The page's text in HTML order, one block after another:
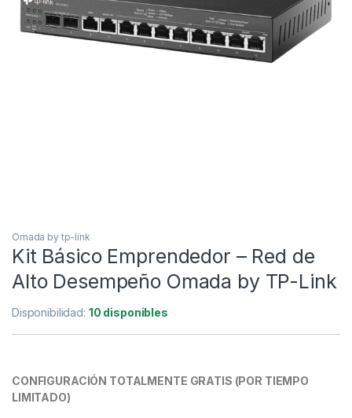
Omada by tp-link
Kit Básico Emprendedor – Red de
Alto Desempeño Omada by TP-Link
Disponibilidad: 10 disponibles
CONFIGURACIÓN TOTALMENTE GRATIS (POR TIEMPO
LIMITADO)